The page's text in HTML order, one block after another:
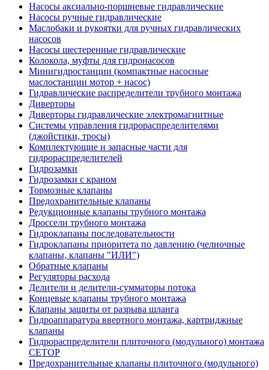
Насосы аксиально-поршневые гидравлические
Насосы ручные гидравлические
Маслобаки и рукоятки для ручных гидравлических
насосов
Насосы шестеренные гидравлические
Колокола, муфты для гидронасосов
Минигидростанции (компактные насосные
маслостанции мотор + насос)
Гидравлические распределители трубного монтажа
Диверторы
Диверторы гидравлические электромагнитные
Системы управления гидрораспределителями
(джойстики, тросы)
Комплектующие и запасные части для
гидрораспределителей
Гидрозамки
Гидрозамки с краном
Тормозные клапаны
Предохранительные клапаны
Редукционные клапаны трубного монтажа
Дроссели трубного монтажа
Гидроклапаны последовательности
Гидроклапаны приоритета по давлению (челночные
клапаны, клапаны "ИЛИ")
Обратные клапаны
Регуляторы расхода
Делители и делители-сумматоры потока
Концевые клапаны трубного монтажа
Клапаны защиты от разрыва шланга
Гидроаппаратура ввертного монтажа, картриджные
клапаны
Гидрораспределители плиточного (модульного) монтажa
CETOP
Предохранительные клапаны плиточного (модульного)